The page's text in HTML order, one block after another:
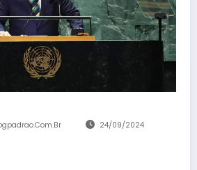
24/09/2024